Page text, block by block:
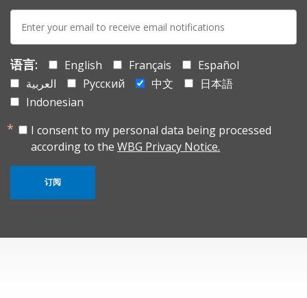
E-
mail:
语言: English Français
Español
العربية
Русский 中文
日本語
Indonesian
I consent to my personal data being processed
according to the WBG Privacy Notice.
订阅